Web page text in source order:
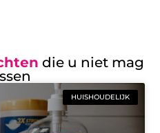
die u niet mag
HUISHOUDELIJK